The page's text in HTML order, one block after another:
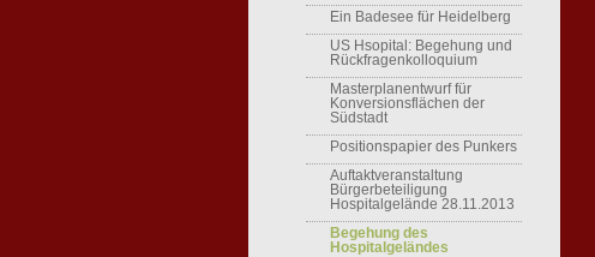
Ein Badesee für Heidelberg
US Hsopital: Begehung und
Rückfragenkolloquium
Masterplanentwurf für
Konversionsflächen der
Südstadt
Positionspapier des Punkers
Auftaktveranstaltung
Bürgerbeteiligung
Hospitalgelände 28.11.2013
Begehung des
Hospitalgeländes